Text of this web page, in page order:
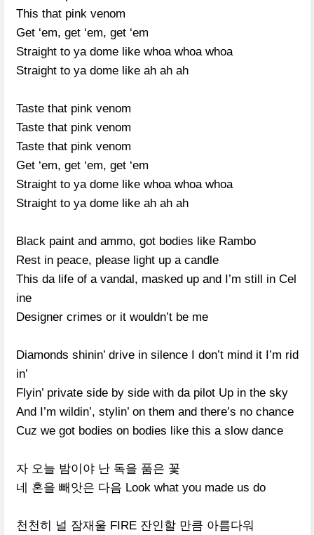
This that pink venom
Get ‘em, get ‘em, get ‘em
Straight to ya dome like whoa whoa whoa
Straight to ya dome like ah ah ah
Taste that pink venom
Taste that pink venom
Taste that pink venom
Get ‘em, get ‘em, get ‘em
Straight to ya dome like whoa whoa whoa
Straight to ya dome like ah ah ah
Black paint and ammo, got bodies like Rambo
Rest in peace, please light up a candle
This da life of a vandal, masked up and I’m still in Cel
ine
Designer crimes or it wouldn’t be me
Diamonds shinin’ drive in silence I don’t mind it I’m rid
in’
Flyin’ private side by side with da pilot Up in the sky
And I’m wildin’, stylin’ on them and there’s no chance
Cuz we got bodies on bodies like this a slow dance
자 오늘 밤이야 난 독을 품은 꽃
네 혼을 빼앗은 다음 Look what you made us do
천천히 널 잠재울 FIRE 잔인할 만큼 아름다워